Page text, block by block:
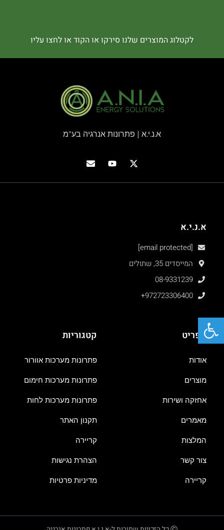
לקטלוג המוצרים שלנו סירקו או הקוד או לחצו עליו
א.נ.י.א | פתרונות אנרגיה בע"מ
א.נ.י.א
[email protected]
המייסדים 35, שתולים
08-9331239
+972723306400
תפריט
אודות
מוצרים
אחזקה ושירות
מאמרים
המלצות
צור קשר
קריירה
קטגוריות
פתרונות מערכות אוורור
פתרונות מערכות חימום
פתרונות מערכות לחות
תקנון האתר
קריירה
הצהרת נגישות
מדיניות פרטיות
פתח סרגל נגישות